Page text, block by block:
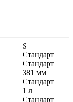
S
Стандарт
Стандарт
381 мм
Стандарт
1 л
Стандарт